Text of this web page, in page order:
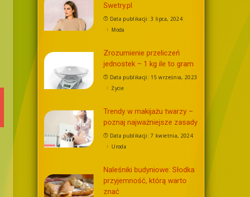
Swetry.pl
Data publikacji: 3 lipca, 2024
Moda
Zrozumienie przeliczeń
jednostek – 1 kg ile to gram
Data publikacji: 15 września, 2023
Życie
Trendy w makijażu twarzy –
poznaj najważniejsze zasady
Data publikacji: 7 kwietnia, 2024
Uroda
Naleśniki budyniowe: Słodka
przyjemność, którą warto
znać